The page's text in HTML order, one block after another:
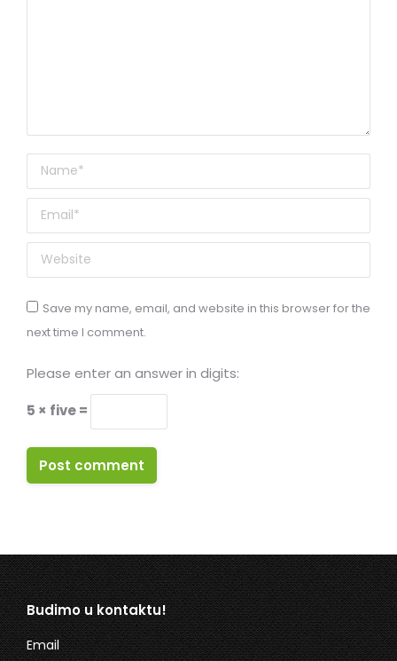
Name *
Email *
Website
Save my name, email, and website in this browser for the
next time I comment.
Please enter an answer in digits:
5 × five =
Post comment
Budimo u kontaktu!
Email